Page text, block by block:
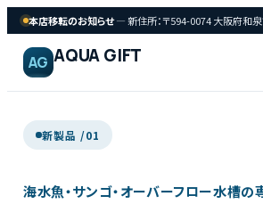
本店移転のお知らせ— 新住所：〒594-0074 大阪府和泉
AG AQUA GIFT
海 FISH
新製品 /01
海水魚・サンゴ・オーバーフロー水槽の